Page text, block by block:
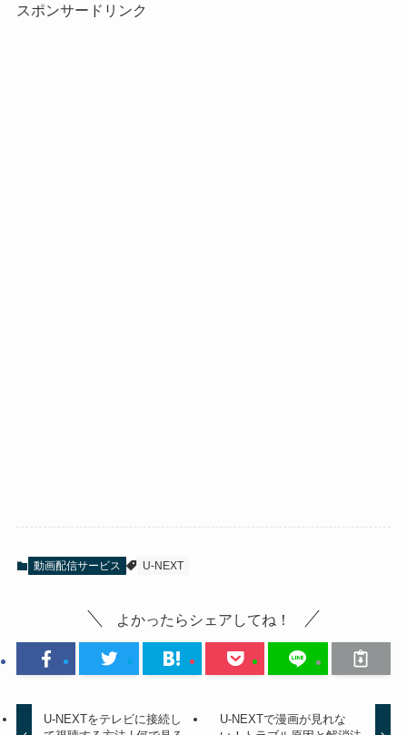
スポンサードリンク
動画配信サービス U-NEXT
よかったらシェアしてね！
U-NEXTをテレビに接続し
U-NEXTで漫画が見れな